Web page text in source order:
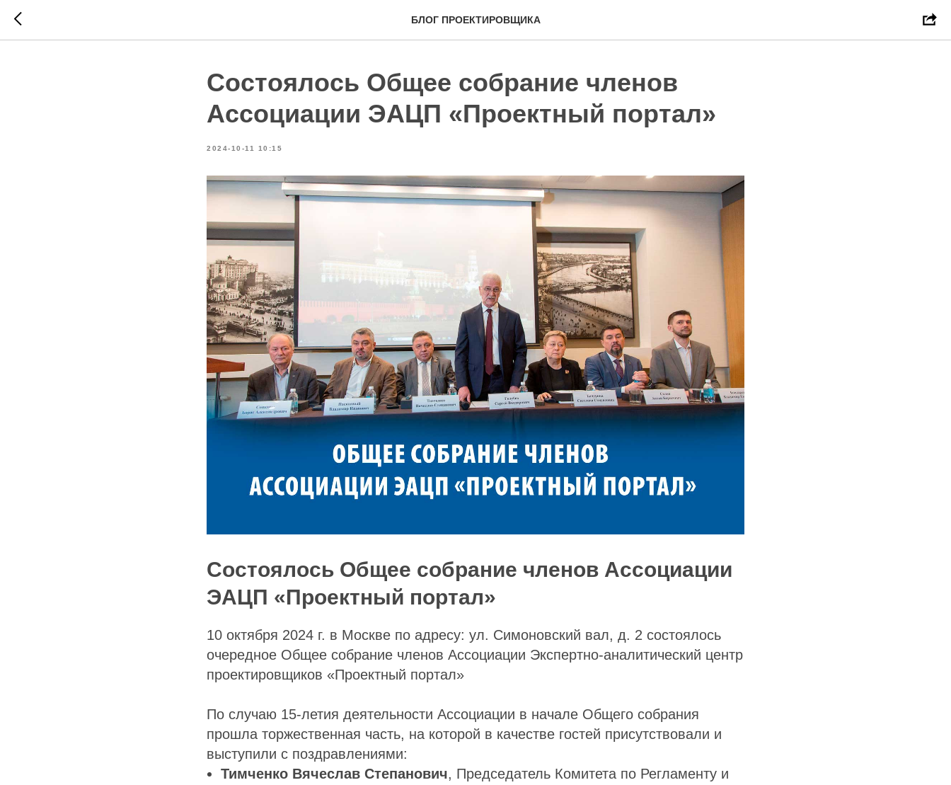
БЛОГ ПРОЕКТИРОВЩИКА
Состоялось Общее собрание членов
Ассоциации ЭАЦП «Проектный портал»
2024-10-11 10:15
Состоялось Общее собрание членов Ассоциации
ЭАЦП «Проектный портал»
10 октября 2024 г. в Москве по адресу: ул. Симоновский вал, д. 2 состоялось
очередное Общее собрание членов Ассоциации Экспертно-аналитический центр
проектировщиков «Проектный портал»
По случаю 15-летия деятельности Ассоциации в начале Общего собрания
прошла торжественная часть, на которой в качестве гостей присутствовали и
выступили с поздравлениями:
Тимченко Вячеслав Степанович, Председатель Комитета по Регламенту и